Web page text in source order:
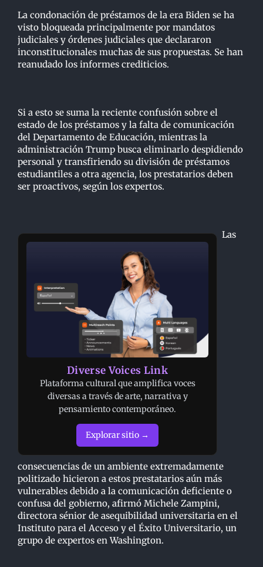
La condonación de préstamos de la era Biden se ha
visto bloqueada principalmente por mandatos
judiciales y órdenes judiciales que declararon
inconstitucionales muchas de sus propuestas. Se han
reanudado los informes crediticios.
Si a esto se suma la reciente confusión sobre el
estado de los préstamos y la falta de comunicación
del Departamento de Educación, mientras la
administración Trump busca eliminarlo despidiendo
personal y transfiriendo su división de préstamos
estudiantiles a otra agencia, los prestatarios deben
ser proactivos, según los expertos.
Diverse Voices Link
Plataforma cultural que amplifica voces
diversas a través de arte, narrativa y
pensamiento contemporáneo.
Explorar sitio →
Las
consecuencias de un ambiente extremadamente
politizado hicieron a estos prestatarios aún más
vulnerables debido a la comunicación deficiente o
confusa del gobierno, afirmó Michele Zampini,
directora sénior de asequibilidad universitaria en el
Instituto para el Acceso y el Éxito Universitario, un
grupo de expertos en Washington.